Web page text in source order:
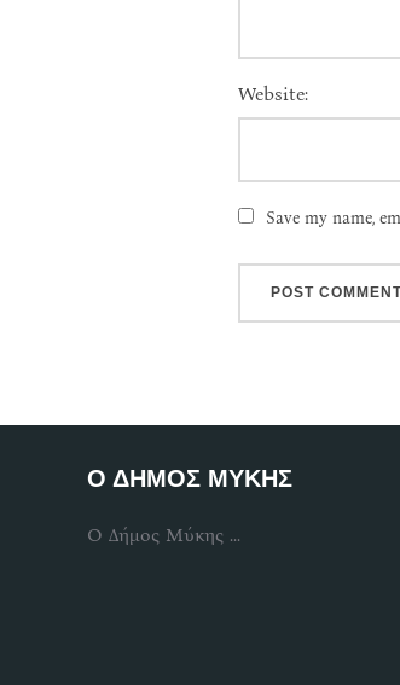
Website:
Save my name,
Ο ΔΗΜΟΣ ΜΥΚΗΣ
Ο Δήμος Μύκης ...